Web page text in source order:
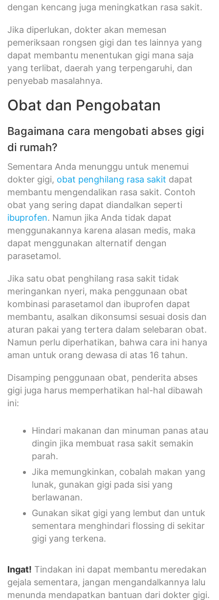
dengan kencang juga meningkatkan rasa sakit.
Jika diperlukan, dokter akan memesan
pemeriksaan rongsen gigi dan tes lainnya yang
dapat membantu menentukan gigi mana saja
yang terlibat, daerah yang terpengaruhi, dan
penyebab masalahnya.
Obat dan Pengobatan
Bagaimana cara mengobati abses gigi
di rumah?
Sementara Anda menunggu untuk menemui
dokter gigi, obat penghilang rasa sakit dapat
membantu mengendalikan rasa sakit. Contoh
obat yang sering dapat diandalkan seperti
ibuprofen. Namun jika Anda tidak dapat
menggunakannya karena alasan medis, maka
dapat menggunakan alternatif dengan
parasetamol.
Jika satu obat penghilang rasa sakit tidak
meringankan nyeri, maka penggunaan obat
kombinasi parasetamol dan ibuprofen dapat
membantu, asalkan dikonsumsi sesuai dosis dan
aturan pakai yang tertera dalam selebaran obat.
Namun perlu diperhatikan, bahwa cara ini hanya
aman untuk orang dewasa di atas 16 tahun.
Disamping penggunaan obat, penderita abses
gigi juga harus memperhatikan hal-hal dibawah
ini:
Hindari makanan dan minuman panas atau
dingin jika membuat rasa sakit semakin
parah.
Jika memungkinkan, cobalah makan yang
lunak, gunakan gigi pada sisi yang
berlawanan.
Gunakan sikat gigi yang lembut dan untuk
sementara menghindari flossing di sekitar
gigi yang terkena.
Ingat! Tindakan ini dapat membantu meredakan
gejala sementara, jangan mengandalkannya lalu
menunda mendapatkan bantuan dari dokter gigi.